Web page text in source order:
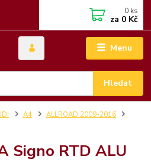
Menu
Hledat
0 ks
za 0 Kč
A4
ALLROAD 2009-2016
Signo RTD ALU